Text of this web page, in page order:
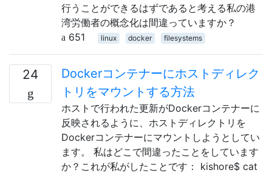
行うことができるはずであると考える私の港
湾労働者の概念化は間違っていますか？
651
linux docker filesystems
24
Dockerコンテナーにホストディレク
トリをマウントする方法
ホストで行われた更新がDockerコンテナーに
反映されるように、ホストディレクトリを
Dockerコンテナーにマウントしようとしてい
ます。 私はどこで間違ったことをしています
か？これが私がしたことです： kishore$ cat